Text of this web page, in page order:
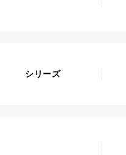
シリーズ